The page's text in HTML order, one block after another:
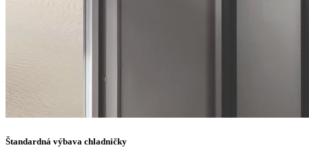
Štandardná výbava chladničky